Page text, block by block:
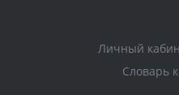
Личный
Словарь